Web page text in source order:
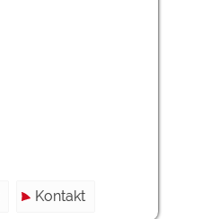
Kontakt